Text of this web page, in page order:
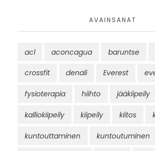
AVAINSANAT
acl aconcagua baruntse
crossfit denali Everest
fysioterapia hiihto jääkiipeily
kalliokiipeily kiipeily kiitos
kuntouttaminen kuntoutuminen